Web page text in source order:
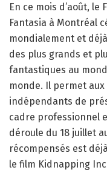
En ce mois d’août,
Fantasia à Montréal
mondialement et
des plus grands et
fantastiques au
monde. Il permet
indépendants de
cadre professionnel
déroule du 18 juillet
récompensés est
le film Kidnapping